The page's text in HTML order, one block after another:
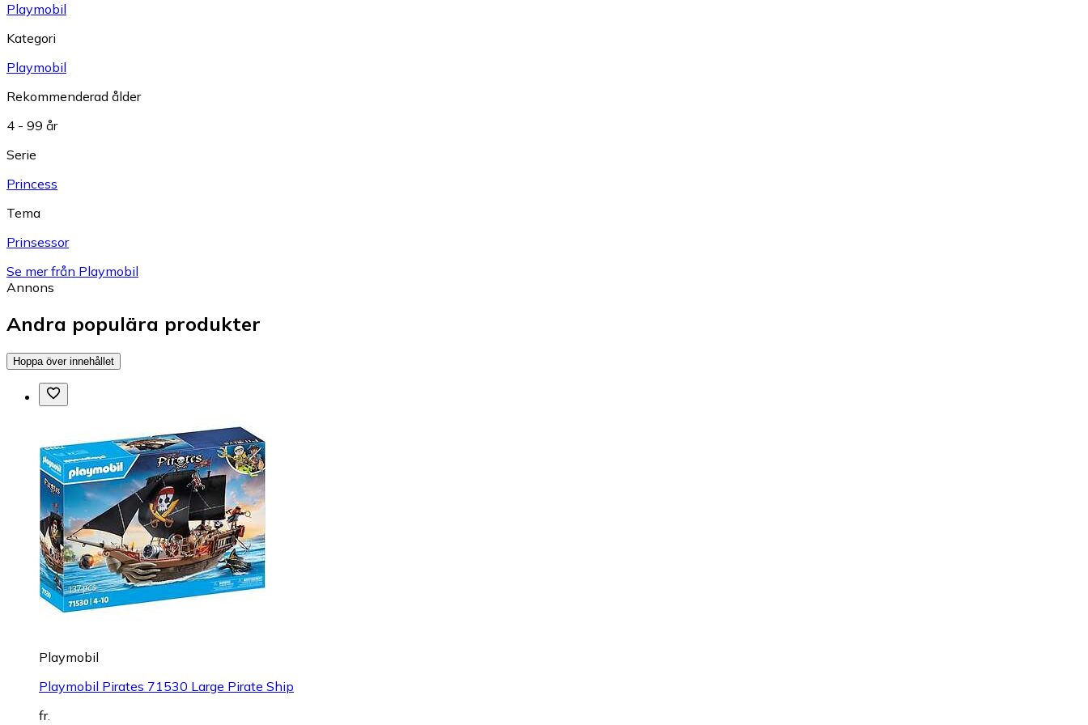
Playmobil
Kategori
Playmobil
Rekommenderad ålder
4 - 99 år
Serie
Princess
Tema
Prinsessor
Se mer från Playmobil
Annons
Andra populära produkter
Hoppa över innehållet
Playmobil
Playmobil Pirates 71530 Large Pirate Ship
fr.